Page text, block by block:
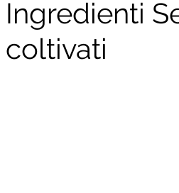
Ingredienti
coltivati